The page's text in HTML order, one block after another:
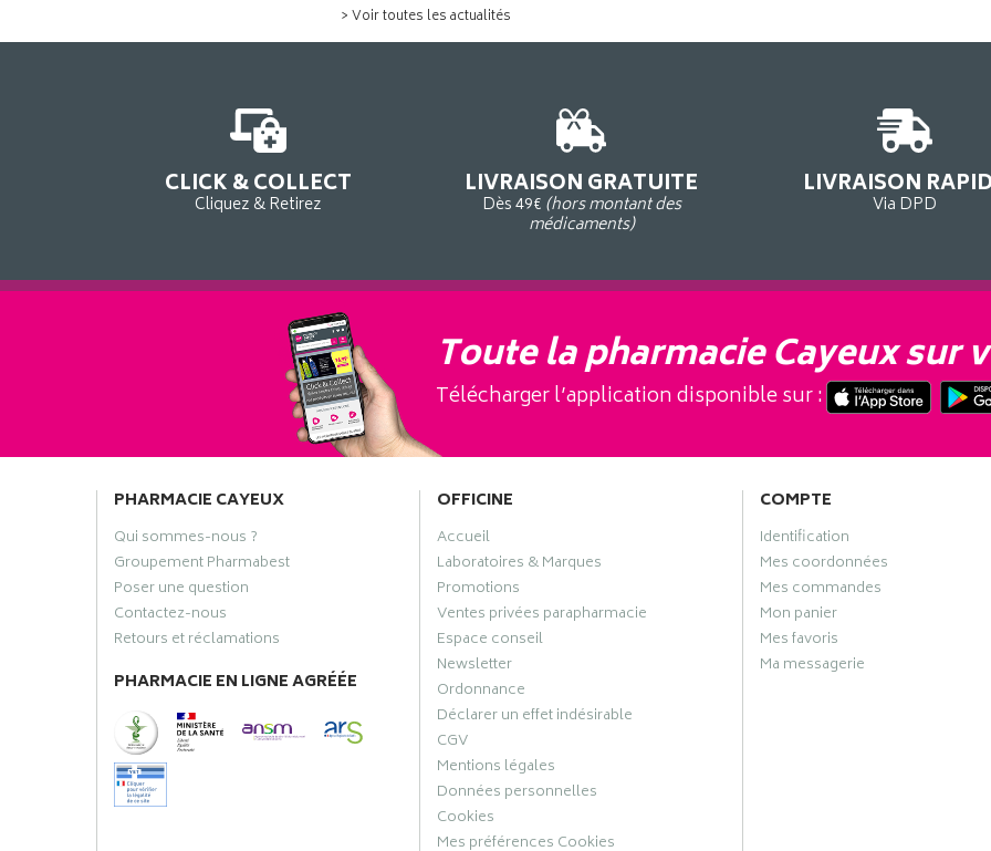
> Voir toutes les actualités
CLICK & COLLECT
Cliquez & Retirez
LIVRAISON GRATUITE
Dès 49€ (hors montant des
médicaments)
LIVRAISON
Via DPD
Toute la pharmacie Cayeux sur
Télécharger l’application disponible sur :
PHARMACIE CAYEUX
Qui sommes-nous ?
Groupement Pharmabest
Poser une question
Contactez-nous
Retours et réclamations
PHARMACIE EN LIGNE AGRÉÉE
OFFICINE
Accueil
Laboratoires & Marques
Promotions
Ventes privées parapharmacie
Espace conseil
Newsletter
Ordonnance
Déclarer un effet indésirable
CGV
Mentions légales
Données personnelles
Cookies
Mes préférences Cookies
COMPTE
Identification
Mes coordonnées
Mes commandes
Mon panier
Mes favoris
Ma messagerie